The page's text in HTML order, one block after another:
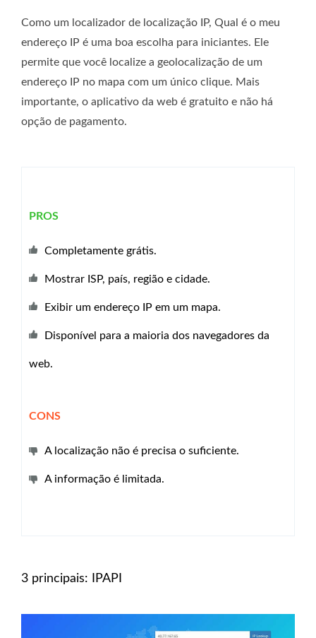
Como um localizador de localização IP, Qual é o meu
endereço IP é uma boa escolha para iniciantes. Ele
permite que você localize a geolocalização de um
endereço IP no mapa com um único clique. Mais
importante, o aplicativo da web é gratuito e não há
opção de pagamento.
PROS
Completamente grátis.
Mostrar ISP, país, região e cidade.
Exibir um endereço IP em um mapa.
Disponível para a maioria dos navegadores da
web.
CONS
A localização não é precisa o suficiente.
A informação é limitada.
3 principais: IPAPI